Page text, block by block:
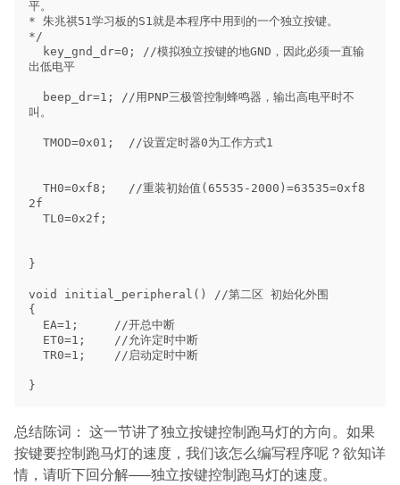
总结陈词： 这一节讲了独立按键控制跑马灯的方向。如果
按键要控制跑马灯的速度，我们该怎么编写程序呢？欲知详
情，请听下回分解—–独立按键控制跑马灯的速度。